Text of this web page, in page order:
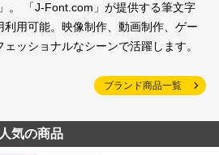
。 「J-Font.com」が提供する筆文字
用可能。映像制作、動画制作、ゲー
ッショナルなシーンで活躍します。
ブランド商品一覧
気の商品